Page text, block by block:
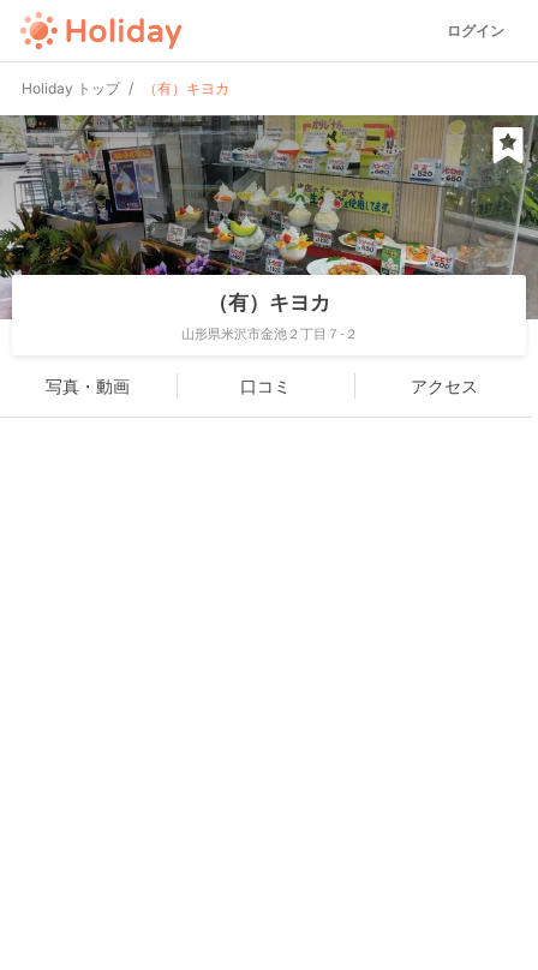
ログイン
Holiday トップ （有）キヨカ
（有）キヨカ
山形県米沢市金池２丁目７-２
写真・動画 口コミ アクセス